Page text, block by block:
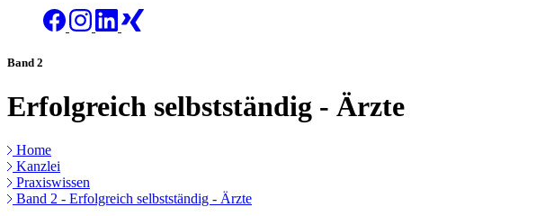
Band 2
Erfolgreich selbstständig - Ärzte
Home
Kanzlei
Praxiswissen
Band 2 - Erfolgreich selbstständig - Ärzte